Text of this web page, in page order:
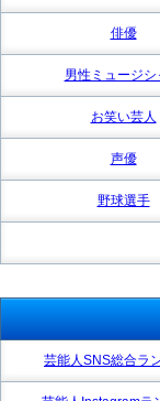
俳優
男性ミュージシ
お笑い芸人
声優
野球選手
芸能人SNS総合ラ